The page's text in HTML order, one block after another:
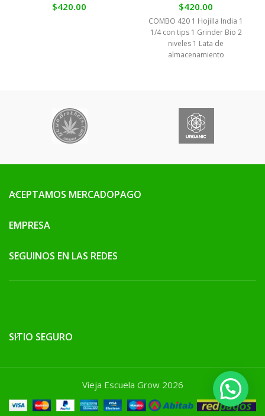
$420.00 $420.00
COMBO 420 1 Hojilla India 1
1/4 con tips 1 Grinder Bio 2
niveles 1 Lata de
almacenamiento
ACEPTAMOS MERCADOPAGO
EMPRESA
SEGUINOS EN LAS REDES
SITIO SEGURO
Vieja Escuela Grow 2026